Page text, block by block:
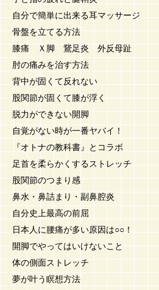
自分で簡単に出来る耳マッサージ
骨盤を立てる方法
膝痛 Ｘ脚 鵞足炎 外反母趾
肘の痛みを治す方法
背中が固くて反れない
股関節が固くて膝が浮く
脱力ができない開脚
自覚がない時が一番ヤバイ！
『オトナの教科書』とコラボ
足首を柔らかくするストレッチ
股関節のつまり感
鼻水・鼻詰まり・副鼻腔炎
自分史上最高の前屈
日本人に腰痛が多い原因は○○！
開脚でやってはいけないこと
体の側面ストレッチ
夢が叶う瞑想方法